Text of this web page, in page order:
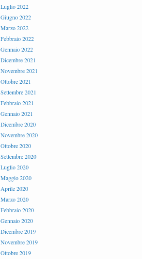
Luglio 2022
Giugno 2022
Marzo 2022
Febbraio 2022
Gennaio 2022
Dicembre 2021
Novembre 2021
Ottobre 2021
Settembre 2021
Febbraio 2021
Gennaio 2021
Dicembre 2020
Novembre 2020
Ottobre 2020
Settembre 2020
Luglio 2020
Maggio 2020
Aprile 2020
Marzo 2020
Febbraio 2020
Gennaio 2020
Dicembre 2019
Novembre 2019
Ottobre 2019